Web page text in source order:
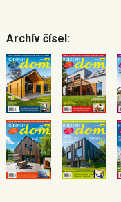
Archív čísel: